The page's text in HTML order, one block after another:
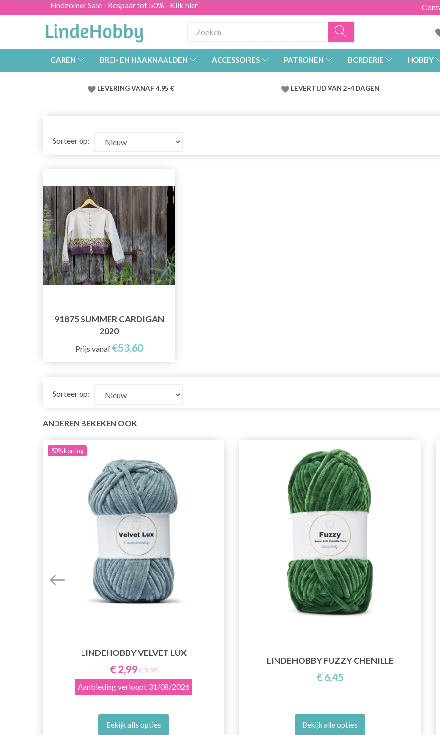
Eindzomer Sale - Bespaar tot 50% - Klik hier
GAREN BREI- EN HAAKNAALDEN ACCESSOIRES PATRONEN BORDERIE HOBBY
LEVERING VANAF 4.95 € LEVERTIJD VAN 2-4 DAGEN
Sorteer op:
91875 SUMMER CARDIGAN
2020
Prijs vanaf €53,60
Sorteer op:
ANDEREN BEKEKEN OOK
50%korting
LINDEHOBBY VELVET LUX
€ 2,99 € 5,95
Aanbieding verloopt 31/08/2026
Bekijk alle opties
LINDEHOBBY FUZZY CHENILLE
€ 6,45
Bekijk alle opties